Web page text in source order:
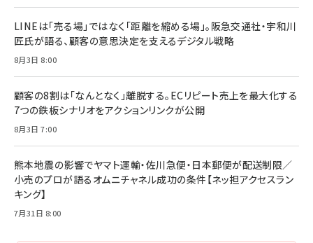
￥2,200
組織の成果を最大化する ルールのデザイン
￥1,980
Amazonランキングをもっと見る
LINEは「売る場」ではなく「距離を縮める場」。阪急交通社・宇和川
匠氏が語る、顧客の意思決定を支えるデジタル戦略
8月3日 8:00
顧客の8割は「なんとなく」離脱する。ECリピート売上を最大化する
7つの鉄板シナリオをアクションリンクが公開
8月3日 7:00
熊本地震の影響でヤマト運輸・佐川急便・日本郵便が配送制限／
小売のプロが語るオムニチャネル成功の条件【ネッ担アクセスラン
キング】
7月31日 8:00